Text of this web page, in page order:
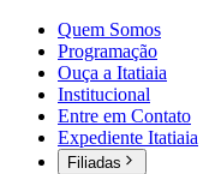
Quem Somos
Programação
Ouça a Itatiaia
Institucional
Entre em Contato
Expediente Itatiaia
Filiadas